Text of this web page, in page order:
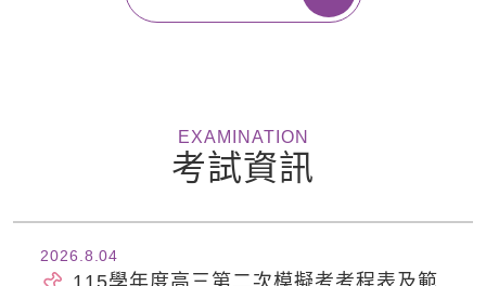
EXAMINATION
考試資訊
04
2026.8